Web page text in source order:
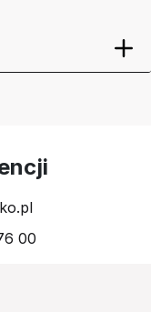
00